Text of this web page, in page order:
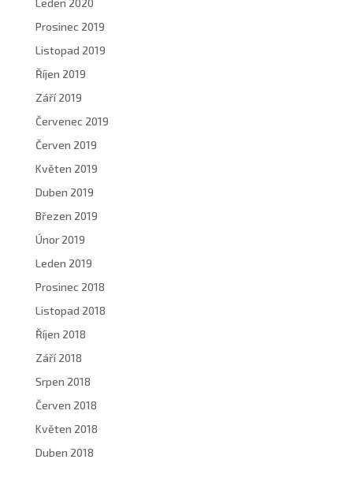
Leden 2020
Prosinec 2019
Listopad 2019
Říjen 2019
Září 2019
Červenec 2019
Červen 2019
Květen 2019
Duben 2019
Březen 2019
Únor 2019
Leden 2019
Prosinec 2018
Listopad 2018
Říjen 2018
Září 2018
Srpen 2018
Červen 2018
Květen 2018
Duben 2018